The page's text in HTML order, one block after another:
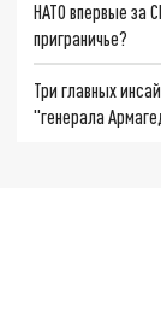
НАТО впервые за
приграничье?
Три главных
"генерала